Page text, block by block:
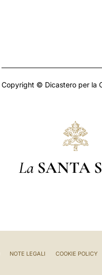
Copyright © Dicastero per la
La SANTA
NOTE LEGALI COOKIE POLICY